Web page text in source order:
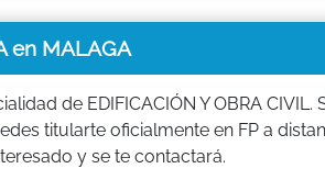
en MALAGA
de EDIFICACIÓN Y OBRA CIVIL.
titularte oficialmente en FP a
y se te contactará.